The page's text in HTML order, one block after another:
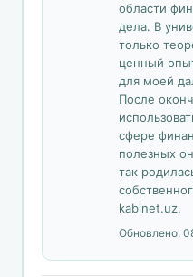
области
дела. В
только
ценный
для моей
После
сфере
полезных
так
kabinet.uz.
Обновлено: